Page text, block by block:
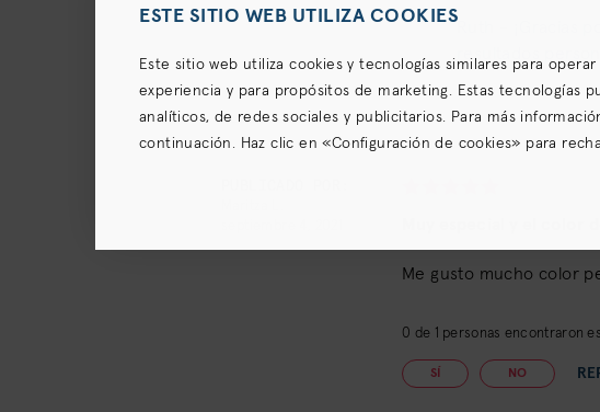
.
Me gusto mucho color
0 de 1 personas encontraron
SÍ NO
ESTE SITIO WEB UTILIZA COOKIES
Este sitio web utiliza cookies y tecnologías similares para
experiencia y para propósitos de marketing. Estas tecnologías
analíticos, de redes sociales y publicitarios. Para más
continuación. Haz clic en «Configuración de cookies» para